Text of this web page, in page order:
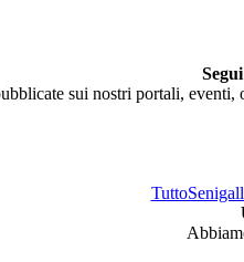
sui nostri portali,